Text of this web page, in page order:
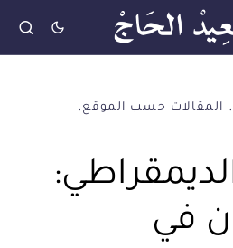
المقالات حسب الموقع
في